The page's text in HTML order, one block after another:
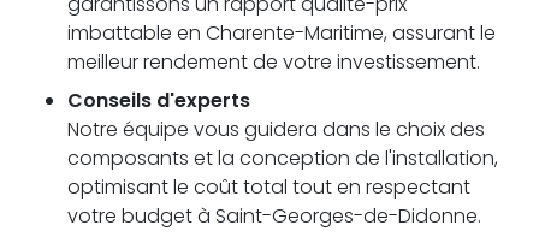
imbattable en Charente-Maritime, assurant le
meilleur rendement de votre investissement.
Conseils d'experts
Notre équipe vous guidera dans le choix des
composants et la conception de l'installation,
optimisant le coût total tout en respectant
votre budget à Saint-Georges-de-Didonne.